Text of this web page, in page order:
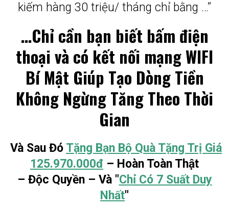
kiếm hàng 30 triệu/ tháng chỉ bằng …”
…Chỉ cần bạn biết bấm điện
thoại và có kết nối mạng WIFI
Bí Mật Giúp Tạo Dòng Tiền
Không Ngừng Tăng Theo Thời
Gian
Và Sau Đó Tặng Bạn Bộ Quà Tặng Trị Giá
125.970.000đ – Hoàn Toàn Thật
– Độc Quyền – Và "Chỉ Có 7 Suất Duy
Nhất"